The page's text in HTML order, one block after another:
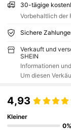
30-tägige
Vorbehaltlich der
Sichere
Verkauft und
SHEIN
Informationen
Um diesen
4,93
Kleiner
0%